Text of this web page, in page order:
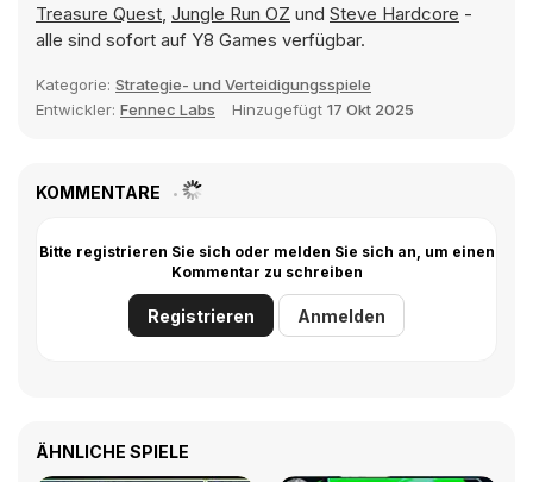
Treasure Quest, Jungle Run OZ und Steve Hardcore -
alle sind sofort auf Y8 Games verfügbar.
Kategorie: Strategie- und Verteidigungsspiele
Entwickler: Fennec Labs Hinzugefügt 17 Okt 2025
KOMMENTARE
Bitte registrieren Sie sich oder melden Sie sich an, um einen
Kommentar zu schreiben
Registrieren Anmelden
ÄHNLICHE SPIELE